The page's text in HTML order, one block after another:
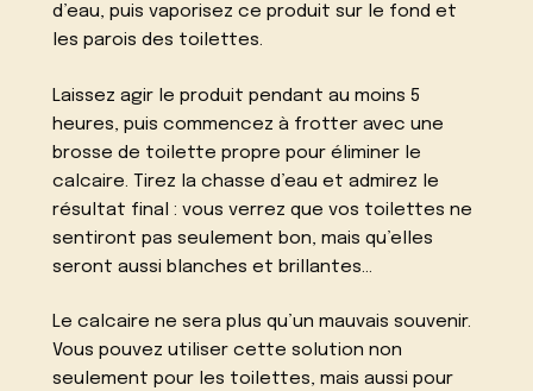
d’eau, puis vaporisez ce produit sur le fond et
les parois des toilettes.
Laissez agir le produit pendant au moins 5
heures, puis commencez à frotter avec une
brosse de toilette propre pour éliminer le
calcaire. Tirez la chasse d’eau et admirez le
résultat final : vous verrez que vos toilettes ne
sentiront pas seulement bon, mais qu’elles
seront aussi blanches et brillantes…
Le calcaire ne sera plus qu’un mauvais souvenir.
Vous pouvez utiliser cette solution non
seulement pour les toilettes, mais aussi pour